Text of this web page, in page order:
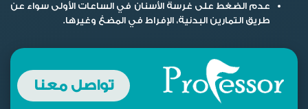
عدم الضغط على غرسة الأسنان في الساعات الأولى سواء عن
طريق التمارين البدنية، الإفراط في المضغ وغيرها.
تواصل معنا